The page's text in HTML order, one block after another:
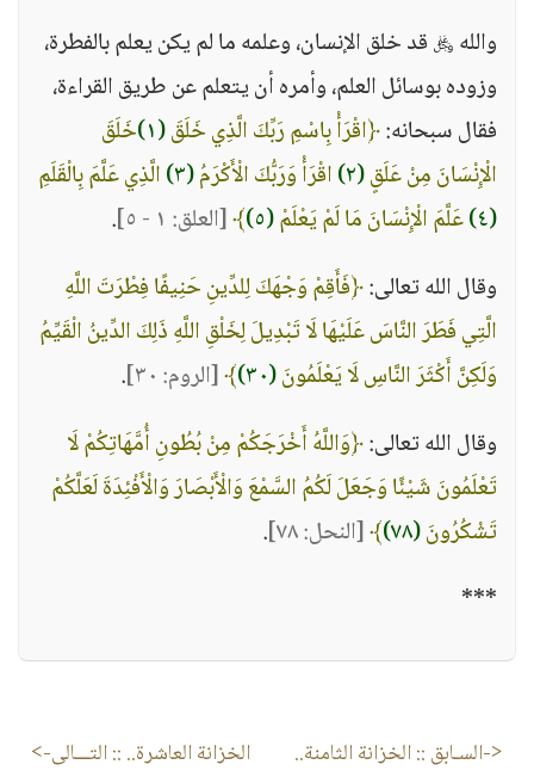
والله ﷿ قد خلق الإنسان، وعلمه ما لم يكن يعلم بالفطرة،
وزوده بوسائل العلم، وأمره أن يتعلم عن طريق القراءة،
فقال سبحانه:﴿اقْرَأْ بِاسْمِ رَبِّكَ الَّذِي خَلَقَ(١) خَلَقَ
الْإِنْسَانَ مِنْ عَلَقٍ(٢) اقْرَأْ وَرَبُّكَ الْأَكْرَمُ(٣)
الَّذِي عَلَّمَ بِالْقَلَمِ
(٤)
عَلَّمَ الْإِنْسَانَ مَا لَمْ يَعْلَمْ(٥) ﴾[العلق: ١ - ٥]
.
وقال الله تعالى:﴿فَأَقِمْ وَجْهَكَ لِلدِّينِ حَنِيفًا فِطْرَتَ اللَّهِ
الَّتِي فَطَرَ النَّاسَ عَلَيْهَا لَا تَبْدِيلَ لِخَلْقِ اللَّهِ ذَلِكَ الدِّينُ الْقَيِّمُ
وَلَكِنَّ أَكْثَرَ النَّاسِ لَا يَعْلَمُونَ(٣٠) ﴾[الروم: ٣٠]
.
وقال الله تعالى:﴿وَاللَّهُ أَخْرَجَكُمْ مِنْ بُطُونِ أُمَّهَاتِكُمْ لَا
تَعْلَمُونَ شَيْئًا وَجَعَلَ لَكُمُ السَّمْعَ وَالْأَبْصَارَ وَالْأَفْئِدَةَ لَعَلَّكُمْ
تَشْكُرُونَ(٧٨) ﴾[النحل: ٧٨]
.
***
<-السـابق ::الخزانة الثامنة.. الخزانة العاشرة.. :: التـــالى->